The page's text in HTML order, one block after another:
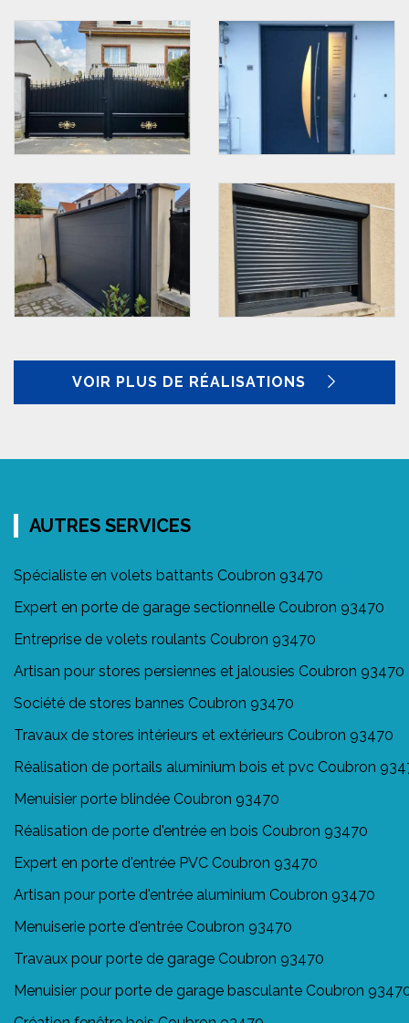
VOIR PLUS DE RÉALISATIONS
AUTRES SERVICES
Spécialiste en volets battants Coubron 93470
Expert en porte de garage sectionnelle Coubron 93470
Entreprise de volets roulants Coubron 93470
Artisan pour stores persiennes et jalousies Coubron 93470
Société de stores bannes Coubron 93470
Travaux de stores intérieurs et extérieurs Coubron 93470
Réalisation de portails aluminium bois et pvc Coubron
Menuisier porte blindée Coubron 93470
Réalisation de porte d'entrée en bois Coubron 93470
Expert en porte d'entrée PVC Coubron 93470
Artisan pour porte d'entrée aluminium Coubron 93470
Menuiserie porte d'entrée Coubron 93470
Travaux pour porte de garage Coubron 93470
Menuisier pour porte de garage basculante Coubron